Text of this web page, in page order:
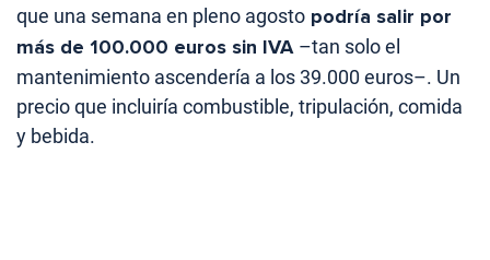
que una semana en pleno agosto podría salir por
más de 100.000 euros sin IVA –tan solo el
mantenimiento ascendería a los 39.000 euros–. Un
precio que incluiría combustible, tripulación, comida
y bebida.